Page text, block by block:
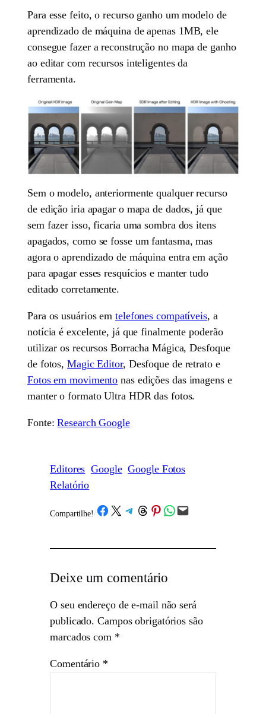
Para esse feito, o recurso ganho um modelo de
aprendizado de máquina de apenas 1MB, ele
consegue fazer a reconstrução no mapa de ganho
ao editar com recursos inteligentes da
ferramenta.
Sem o modelo, anteriormente qualquer recurso
de edição iria apagar o mapa de dados, já que
sem fazer isso, ficaria uma sombra dos itens
apagados, como se fosse um fantasma, mas
agora o aprendizado de máquina entra em ação
para apagar esses resquícios e manter tudo
editado corretamente.
Para os usuários emtelefones compatíveis, a
notícia é excelente, já que finalmente poderão
utilizar os recursos Borracha Mágica, Desfoque
de fotos,Magic Editor, Desfoque de retrato e
Fotos em movimento nas edições das imagens e
manter o formato Ultra HDR das fotos.
Fonte:Research Google
Editores Google Google Fotos
Relatório
Compartilhe! /Share on Facebook
Share on X Share on Telegram
Share on Threads
Share on Pinterest
Share on WhatsApp
Email this Page
Deixe um comentário
O seu endereço de e-mail não será
publicado. Campos obrigatórios são
marcados com *
Comentário *